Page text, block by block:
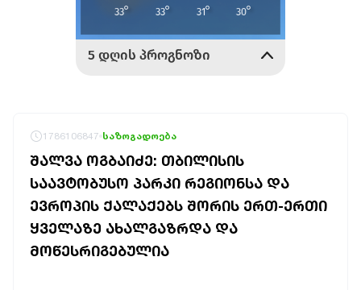
1786106847 საზოგადოება
ᲨᲐᲚᲕᲐ ᲝᲒᲑᲐᲘᲫᲔ: ᲗᲑᲘᲚᲘᲡᲘᲡ
ᲡᲐᲐᲕᲢᲝᲑᲣᲡᲝ ᲞᲐᲠᲙᲘ ᲠᲔᲒᲘᲝᲜᲡᲐ ᲓᲐ
ᲔᲕᲠᲝᲞᲘᲡ ᲥᲐᲚᲐᲥᲔᲑᲡ ᲨᲝᲠᲘᲡ ᲔᲠᲗ-ᲔᲠᲗᲘ
ᲧᲕᲔᲚᲐᲖᲔ ᲐᲮᲐᲚᲒᲐᲖᲠᲓᲐ ᲓᲐ
ᲛᲝᲬᲔᲡᲠᲘᲒᲔᲑᲣᲚᲘᲐ